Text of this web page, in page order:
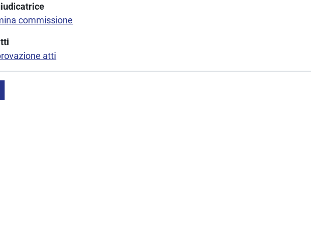
commissione
atti